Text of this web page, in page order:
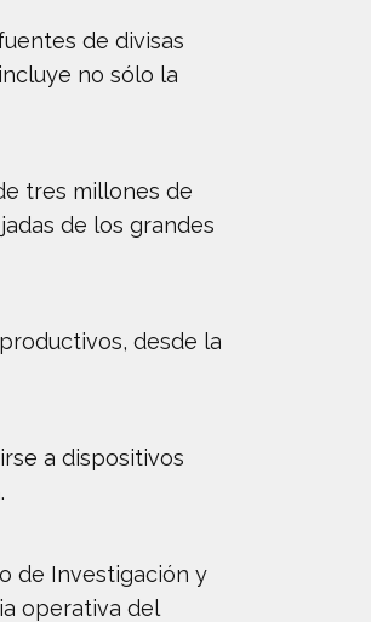
de divisas
no sólo la
tres millones de
de los grandes
desde la
a dispositivos
de Investigación y
operativa del